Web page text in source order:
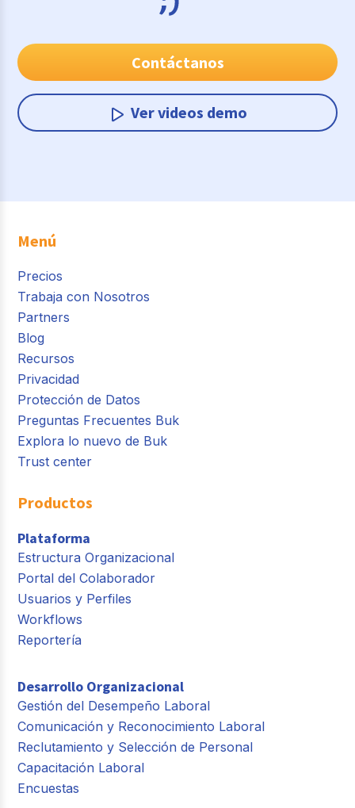
Contáctanos
Ver videos demo
Menú
Precios
Trabaja con Nosotros
Partners
Blog
Recursos
Privacidad
Protección de Datos
Preguntas Frecuentes Buk
Explora lo nuevo de Buk
Trust center
Productos
Plataforma
Estructura Organizacional
Portal del Colaborador
Usuarios y Perfiles
Workflows
Reportería
Desarrollo Organizacional
Gestión del Desempeño Laboral
Comunicación y Reconocimiento Laboral
Reclutamiento y Selección de Personal
Capacitación Laboral
Encuestas